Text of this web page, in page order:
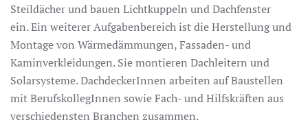
Steildächer und bauen Lichtkuppeln und Dachfenster
ein. Ein weiterer Aufgabenbereich ist die Herstellung und
Montage von Wärmedämmungen, Fassaden- und
Kaminverkleidungen. Sie montieren Dachleitern und
Solarsysteme. DachdeckerInnen arbeiten auf Baustellen
mit BerufskollegInnen sowie Fach- und Hilfskräften aus
verschiedensten Branchen zusammen.